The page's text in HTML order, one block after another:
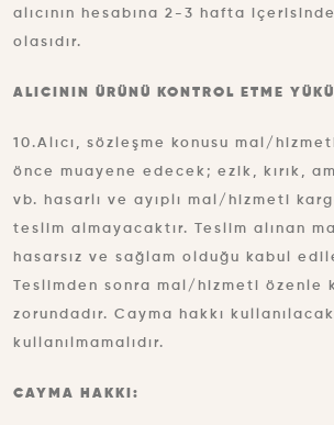
alıcının hesabına 2-3 hafta
olasıdır.
ALICININ ÜRÜNÜ KONTROL ETME
10.Alıcı, sözleşme konusu mal/
önce muayene edecek; ezik, kırık,
vb. hasarlı ve ayıplı mal/hizmeti
teslim almayacaktır. Teslim alınan
hasarsız ve sağlam olduğu kabul
Teslimden sonra mal/hizmeti özenle
zorundadır. Cayma hakkı
kullanılmamalıdır.
CAYMA HAKKI: